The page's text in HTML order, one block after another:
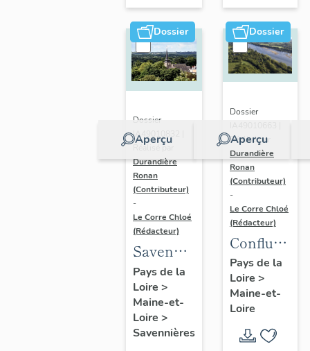
Dossier
Aperçu
Dossier
IA49010832 |
Réalisé par
Durandière
Ronan
(Contributeur)
-
Le Corre Chloé
(Rédacteur)
Savennières
:
présentation
de la
commune
Pays de la
Loire >
Maine-et-
Loire >
Savennières
Dossier
Aperçu
Dossier
Réalisé par
Durandière
Ronan
(Contributeur)
-
Le Corre Chloé
(Rédacteur)
Confluence
Maine-
Loire :
d'étude
Pays de la
Loire >
Maine-et-
Loire